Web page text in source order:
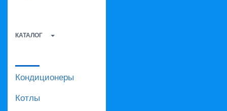
КАТАЛОГ
Кондиционеры
Котлы